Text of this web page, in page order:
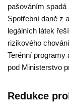
pašováním spadá
Spotřební daně z
legálních látek
rizikového
Terénní
pod Ministerstvo
Redukce